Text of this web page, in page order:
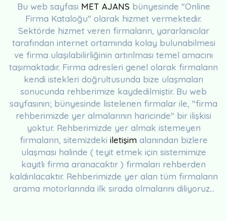
Bu web sayfası MET AJANS bünyesinde "Online
Firma Kataloğu" olarak hizmet vermektedir.
Sektörde hizmet veren firmaların, yararlanıcılar
tarafından internet ortamında kolay bulunabilmesi
ve firma ulaşılabilirliğinin artırılması temel amacını
taşımaktadır. Firma adresleri genel olarak firmaların
kendi istekleri doğrultusunda bize ulaşmaları
sonucunda rehberimize kaydedilmiştir. Bu web
sayfasının; bünyesinde listelenen firmalar ile, "firma
rehberimizde yer almalarının haricinde" bir ilişkisi
yoktur. Rehberimizde yer almak istemeyen
firmaların, sitemizdeki iletişim alanından bizlere
ulaşması halinde ( teyit etmek için sistemimize
kayıtlı firma aranacaktır ) firmaları rehberden
kaldırılacaktır. Rehberimizde yer alan tüm firmaların
arama motorlarında ilk sırada olmalarını diliyoruz...